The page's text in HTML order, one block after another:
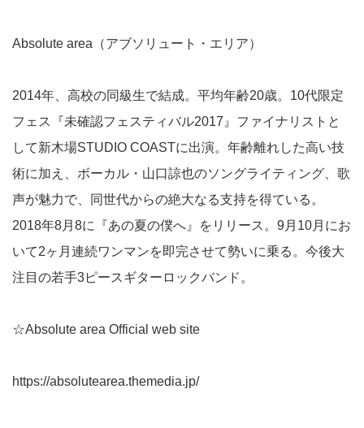
Absolute area（アブソリュート・エリア）
2014年、高校の同級生で結成。平均年齢20歳。10代限定
フェス『未確認フェスティバル2017』ファイナリストと
して新木場STUDIO COASTに出演。年齢離れした高い技
術に加え、ボーカル・山口諒也のソングライティング、歌
声が魅力で、同世代からの絶大なる支持を得ている。
2018年8月8に『あの夏の僕へ』をリリース。9月10月にお
いて2ヶ月連続ワンマンを即完させて勢いに乗る。今後大
注目の若手3ピースギターロックバンド。
☆Absolute area Official web site
https://absolutearea.themedia.jp/